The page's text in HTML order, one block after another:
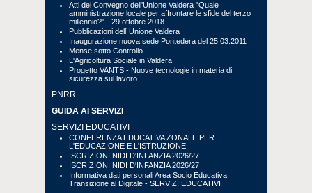
Atti del Convegno dell'Unione Valdera "Quale
amministrazione locale per affrontare le sfide del terzo
millennio?" - 29 ottobre 2018
Pubblicazioni dell´Unione Valdera
Inaugurazione nuova sede Pontedera del 25.03.2011
Mense sotto Controllo
L'Agricoltura Sociale in Valdera
Progetto VANTS - Nuove tecnologie in materia di
sicurezza sul lavoro
PNRR
GUIDA AI SERVIZI
SERVIZI EDUCATIVI
CONFERENZA EDUCATIVA ZONALE PER
L'EDUCAZIONE E L'ISTRUZIONE
ISCRIZIONI NIDI D'INFANZIA 2026/27
ISCRIZIONI NIDI D'INFANZIA 2026/27
Informativa dati personali Area Socio Educativa
Transizione al Digitale - SERVIZI EDUCATIVI